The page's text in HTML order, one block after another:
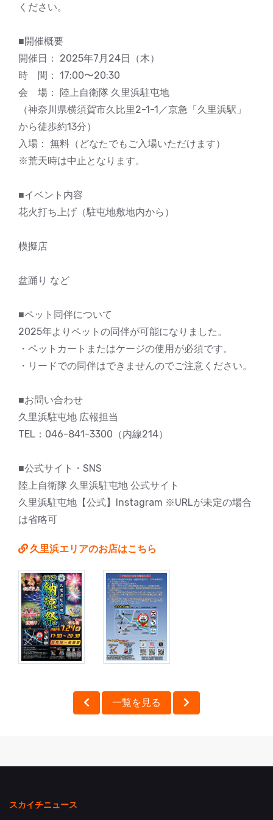
ください。
■開催概要
開催日： 2025年7月24日（木）
時 間： 17:00〜20:30
会 場： 陸上自衛隊 久里浜駐屯地
（神奈川県横須賀市久比里2-1-1／京急「久里浜駅」
から徒歩約13分）
入場： 無料（どなたでもご入場いただけます）
※荒天時は中止となります。
■イベント内容
花火打ち上げ（駐屯地敷地内から）
模擬店
盆踊り など
■ペット同伴について
2025年よりペットの同伴が可能になりました。
・ペットカートまたはケージの使用が必須です。
・リードでの同伴はできませんのでご注意ください。
■お問い合わせ
久里浜駐屯地 広報担当
TEL：046-841-3300（内線214）
■公式サイト・SNS
陸上自衛隊 久里浜駐屯地 公式サイト
久里浜駐屯地【公式】Instagram ※URLが未定の場合
は省略可
久里浜エリアのお店はこちら
一覧を見る
スカイチニュース